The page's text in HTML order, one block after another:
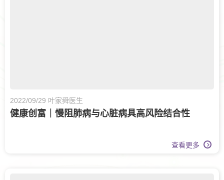
2022/09/29 叶家舜医生
健康创富｜慢阻肺病与心脏病具高风险结合性
查看更多